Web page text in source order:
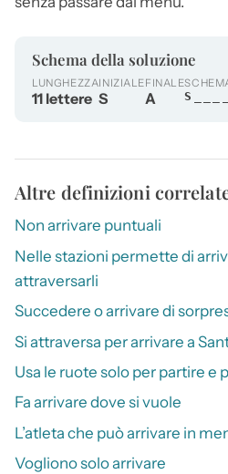
Schema della soluzione
LUNGHEZZA
11 lettere
INIZIALE
S
FINALE
A
Altre definizioni
Non arrivare puntuali
Nelle stazioni permette di
attraversarli
Succedere o arrivare di
Si attraversa per arrivare a
Usa le ruote solo per partire e
Fa arrivare dove si vuole
L’atleta che può arrivare in
Vogliono solo arrivare